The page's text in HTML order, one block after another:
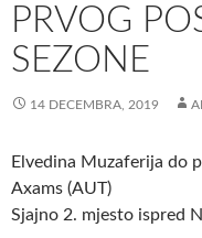
PRVOG
SEZONE
14 DECEMBRA, 2019
Elvedina Muzaferija do
Axams (AUT)
Sjajno 2. mjesto ispred